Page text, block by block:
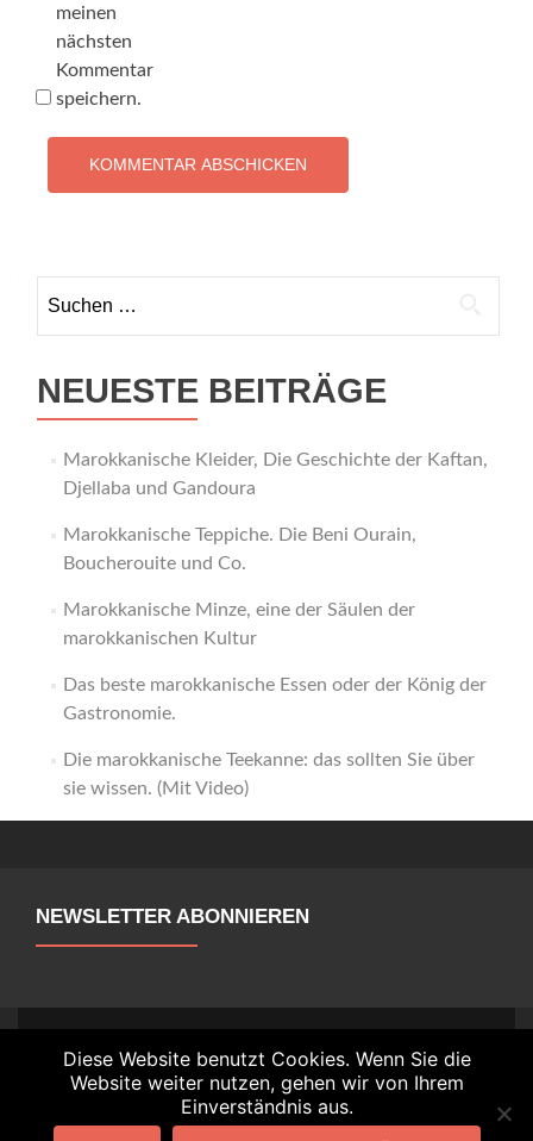
meinen
nächsten
Kommentar
speichern.
NEUESTE BEITRÄGE
Marokkanische Kleider, Die Geschichte der Kaftan,
Djellaba und Gandoura
Marokkanische Teppiche. Die Beni Ourain,
Boucherouite und Co.
Marokkanische Minze, eine der Säulen der
marokkanischen Kultur
Das beste marokkanische Essen oder der König der
Gastronomie.
Die marokkanische Teekanne: das sollten Sie über
sie wissen. (Mit Video)
NEWSLETTER ABONNIEREN
Go to Facebook
Go to Instagram
Alle Rechte vorbehalten
Diese Website benutzt Cookies. Wenn Sie die
Website weiter nutzen, gehen wir von Ihrem
Einverständnis aus.